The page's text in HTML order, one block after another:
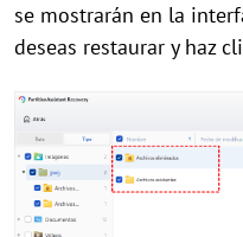
se mostrarán en la
deseas restaurar y haz